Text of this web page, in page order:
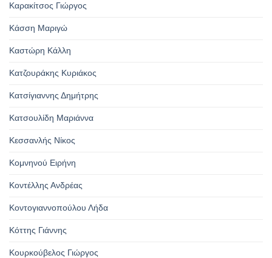
Καρακίτσος Γιώργος
Κάσση Μαριγώ
Καστώρη Κάλλη
Κατζουράκης Κυριάκος
Κατσίγιαννης Δημήτρης
Κατσουλίδη Μαριάννα
Κεσσανλής Νίκος
Κομνηνού Ειρήνη
Κοντέλλης Ανδρέας
Κοντογιαννοπούλου Λήδα
Κόττης Γιάννης
Κουρκούβελος Γιώργος